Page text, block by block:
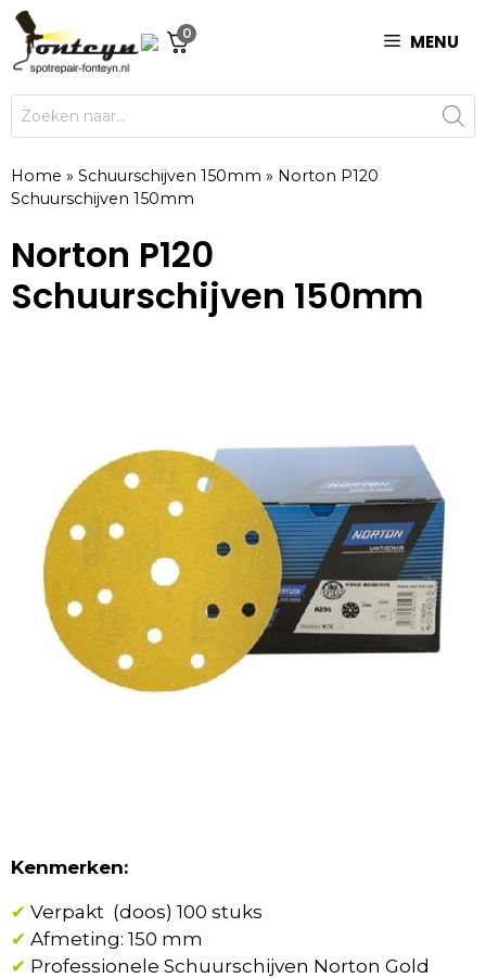
Ga
naar
de
inhoud
0 MENU
Producten
zoeken
Home » Schuurschijven 150mm » Norton P120
Schuurschijven 150mm
Norton P120
Schuurschijven 150mm
Kenmerken:
✔ Verpakt (doos) 100 stuks
✔ Afmeting: 150 mm
✔ Professionele Schuurschijven Norton Gold